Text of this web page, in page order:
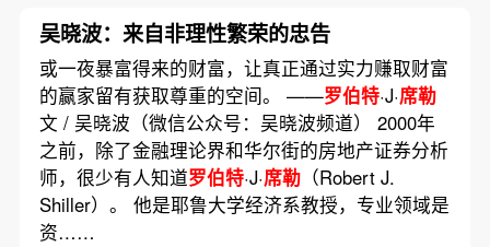
吴晓波：来自非理性繁荣的忠告
或一夜暴富得来的财富，让真正通过实力赚取财富
的赢家留有获取尊重的空间。 ——罗伯特·J·席勒
文 / 吴晓波（微信公众号：吴晓波频道） 2000年
之前，除了金融理论界和华尔街的房地产证券分析
师，很少有人知道罗伯特·J·席勒（Robert J.
Shiller）。 他是耶鲁大学经济系教授，专业领域是
资……